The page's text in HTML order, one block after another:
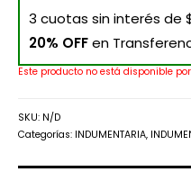
3 cuotas sin interés de
20% OFFen
Este producto no está disponible
SKU: N/D
Categorías: INDUMENTARIA,